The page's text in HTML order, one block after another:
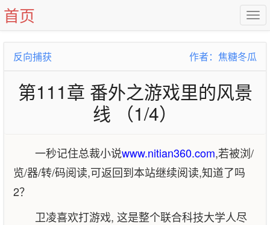
首页
反向捕获 作者：焦糖冬瓜
第111章 番外之游戏里的风景
线 （1/4）
一秒记住总裁小说www.nitian360.com,若被浏/
览/器/转/码阅读,可返回到本站继续阅读,知道了吗
2？
卫凌喜欢打游戏, 这是整个联合科技大学人尽